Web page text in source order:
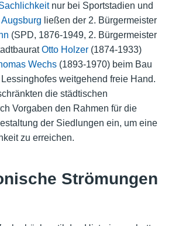
nur bei Sportstadien und
Augsburg ließen der 2. Bürgermeister
(SPD, 1876-1949, 2. Bürgermeister
Otto Holzer(1874-1933)
Wechs(1893-1970) beim Bau
weitgehend freie Hand.
die städtischen
Vorgaben den Rahmen für die
der Siedlungen ein, um eine
zu erreichen.
Strömungen